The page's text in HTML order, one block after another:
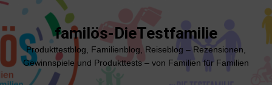
Zum
springen
familös-DieTestfamilie
Produkttestblog, Familienblog, Reiseblog – Rezensionen,
Gewinnspiele und Produkttests – von Familien für Familien